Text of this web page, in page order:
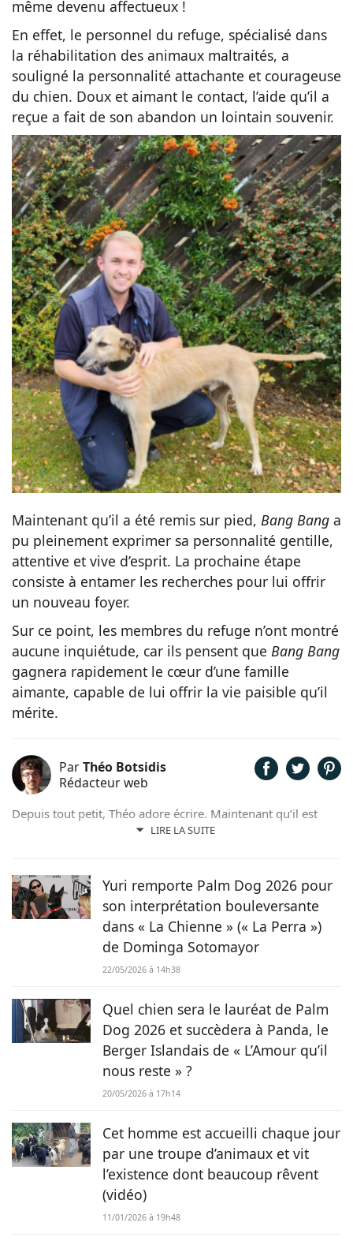
même devenu affectueux !
En effet, le personnel du refuge, spécialisé dans
la réhabilitation des animaux maltraités, a
souligné la personnalité attachante et courageuse
du chien. Doux et aimant le contact, l’aide qu’il a
reçue a fait de son abandon un lointain souvenir.
Maintenant qu’il a été remis sur pied, Bang Bang a
pu pleinement exprimer sa personnalité gentille,
attentive et vive d’esprit. La prochaine étape
consiste à entamer les recherches pour lui offrir
un nouveau foyer.
Sur ce point, les membres du refuge n’ont montré
aucune inquiétude, car ils pensent que Bang Bang
gagnera rapidement le cœur d’une famille
aimante, capable de lui offrir la vie paisible qu’il
mérite.
ParThéo Botsidis
Rédacteur web
LIRE LA SUITE
Depuis tout petit, Théo adore écrire. Maintenant qu’il est
rédacteur web, il partage avec plaisir ce qu’il découvre sur le
Yuri remporte Palm Dog 2026 pour
son interprétation bouleversante
dans « La Chienne » (« La Perra »)
de Dominga Sotomayor
22/05/2026 à 14h38
Quel chien sera le lauréat de Palm
Dog 2026 et succèdera à Panda, le
Berger Islandais de « L’Amour qu’il
nous reste » ?
20/05/2026 à 17h14
Cet homme est accueilli chaque jour
par une troupe d’animaux et vit
l’existence dont beaucoup rêvent
(vidéo)
11/01/2026 à 19h48